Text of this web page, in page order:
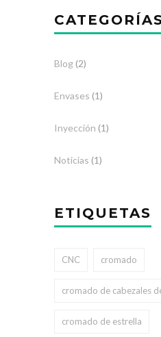
Blog (2)
Envases (1)
Inyección (1)
Noticias (1)
ETIQUETAS
CNC cromado
cromado de cabezales
cromado de estrella